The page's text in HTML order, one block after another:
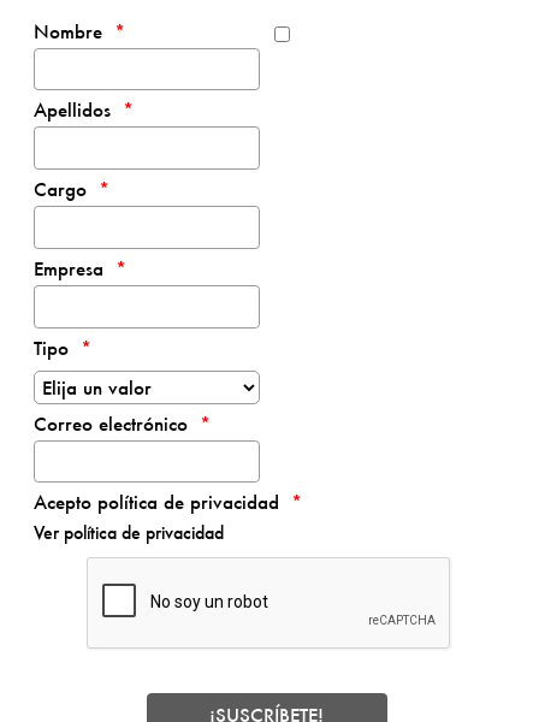
Nombre
Apellidos
Cargo
Empresa
Tipo
Correo electrónico
Acepto política de privacidad
Ver política de privacidad